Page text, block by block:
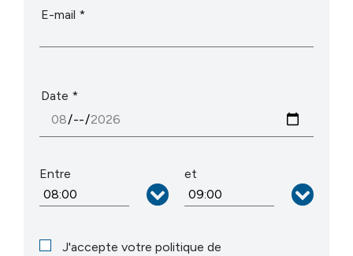
E-mail
Date
Entre et
J'accepte votre politique de